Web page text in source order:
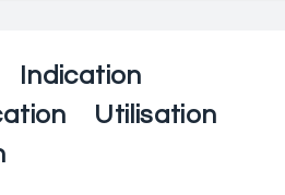
Indication
Utilisation